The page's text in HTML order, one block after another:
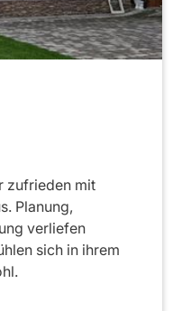
zufrieden mit
Planung,
verliefen
sich in ihrem